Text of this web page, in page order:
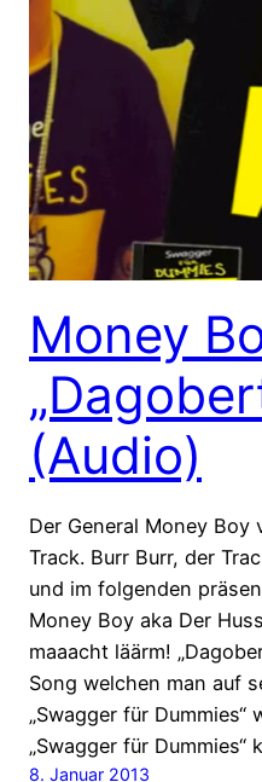
Money
(Audio)
Der General Money
Track. Burr Burr, der
und im folgenden
Money Boy aka Der
maaacht läärm!
Song welchen man auf
„Swagger für
„Swagger für Dummies“
8. Januar 2013